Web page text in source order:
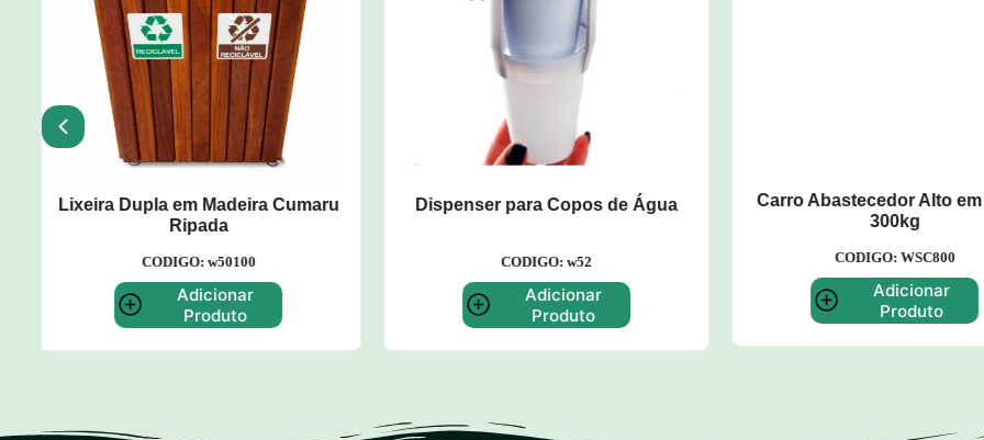
Dispenser para Copos de Água
CODIGO: w52
Adicionar
Produto
Carro Abastecedor Alto em Aço –
CODIGO: WSC800
Adicionar
Produto
Carro Plataforma
Metálica – 500kg
CODIGO: WB200
Adicionar Produto